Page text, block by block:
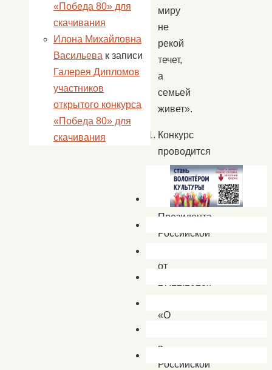
миру
не
рекой
течет,
а
семьей
живет».
Конкурс
проводится
рамках
Указа
Президента
Российской
от
«О
в
Российской
«Победа 80» для
скачивания
Илона Михайловна
Васильева к записи
Галерея Дипломов
участников
открытого конкурса
«Победа 80» для
скачивания